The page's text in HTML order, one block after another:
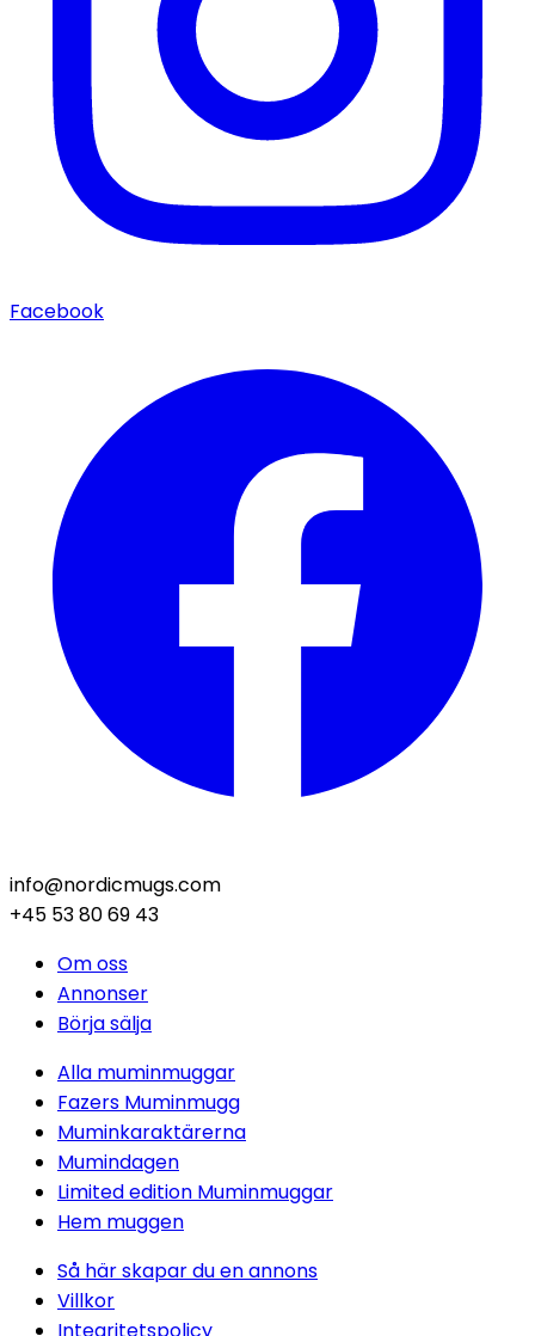
Facebook
info@nordicmugs.com
+45 53 80 69 43
Om oss
Annonser
Börja sälja
Alla muminmuggar
Fazers Muminmugg
Muminkaraktärerna
Mumindagen
Limited edition Muminmuggar
Hem muggen
Så här skapar du en annons
Villkor
Integritetspolicy